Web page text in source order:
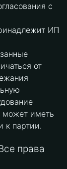
с
ИП
от
может иметь
к партии.
права